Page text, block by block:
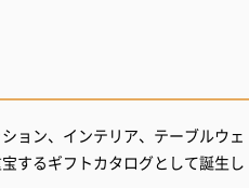
ョン、インテリア、テーブルウェ
するギフトカタログとして誕生し